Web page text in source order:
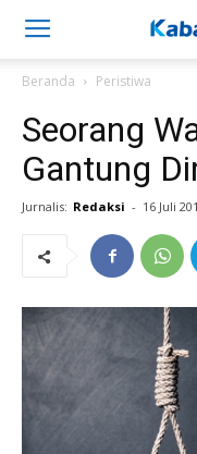
Beranda Peristiwa
Seorang
Gantung
Jurnalis: Redaksi - 16 Juli